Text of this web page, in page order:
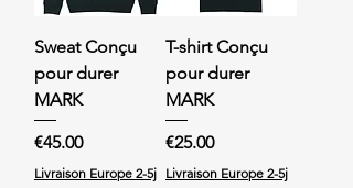
Sweat Conçu
pour durer
MARK
Price
€45.00
Livraison Europe 2-5j
T-shirt Conçu
pour durer
MARK
Price
€25.00
Livraison Europe 2-5j